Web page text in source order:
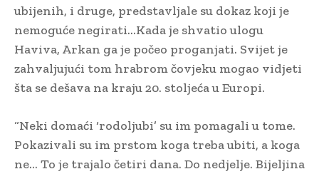
ubijenih, i druge, predstavljale su dokaz koji je
nemoguće negirati…Kada je shvatio ulogu
Haviva, Arkan ga je počeo proganjati. Svijet je
zahvaljujući tom hrabrom čovjeku mogao vidjeti
šta se dešava na kraju 20. stoljeća u Europi.
“Neki domaći ‘rodoljubi’ su im pomagali u tome.
Pokazivali su im prstom koga treba ubiti, a koga
ne… To je trajalo četiri dana. Do nedjelje. Bijeljina